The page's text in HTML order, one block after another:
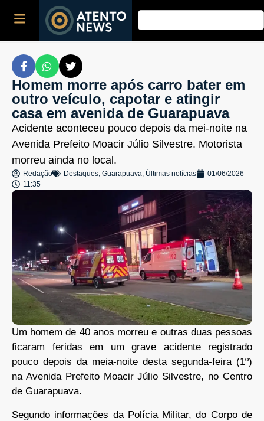
Homem morre após carro bater em
outro veículo, capotar e atingir
casa em avenida de Guarapuava
Acidente aconteceu pouco depois da mei-noite na
Avenida Prefeito Moacir Júlio Silvestre. Motorista
morreu ainda no local.
Redação Destaques, Guarapuava, Últimas notícias
01/06/2026
11:35
Um homem de 40 anos morreu e outras duas pessoas
ficaram feridas em um grave acidente registrado
pouco depois da meia-noite desta segunda-feira (1º)
na Avenida Prefeito Moacir Júlio Silvestre, no Centro
de Guarapuava.
Segundo informações da Polícia Militar, do Corpo de